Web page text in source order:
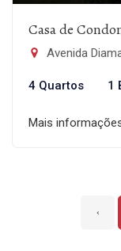
Casa de
Avenida
4 Quartos 1
Mais
‹